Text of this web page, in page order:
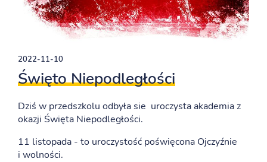
2022-11-10
Święto Niepodległości
Dziś w przedszkolu odbyła sie uroczysta akademia z
okazji Święta Niepodległości.
11 listopada - to uroczystość poświęcona Ojczyźnie
i wolności.